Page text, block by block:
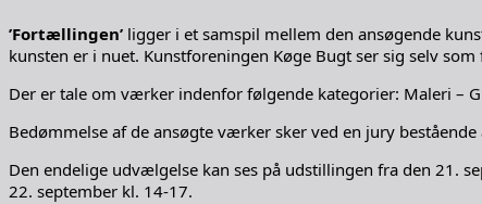
’Fortællingen’ ligger i et samspil mellem den ansøgende
kunsten er i nuet. Kunstforeningen Køge Bugt ser sig selv
Der er tale om værker indenfor følgende kategorier: Maleri –
Bedømmelse af de ansøgte værker sker ved en jury
Den endelige udvælgelse kan ses på udstillingen fra den 21.
22. september kl. 14-17.